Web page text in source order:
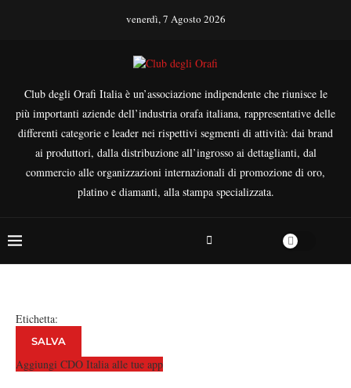
venerdì, 7 Agosto 2026
Club degli Orafi Italia è un’associazione indipendente che riunisce le
più importanti aziende dell’industria orafa italiana, rappresentative delle
differenti categorie e leader nei rispettivi segmenti di attività: dai brand
ai produttori, dalla distribuzione all’ingrosso ai dettaglianti, dal
commercio alle organizzazioni internazionali di promozione di oro,
platino e diamanti, alla stampa specializzata.
Etichetta:
SALVA
Aggiungi CDO Italia alle tue app